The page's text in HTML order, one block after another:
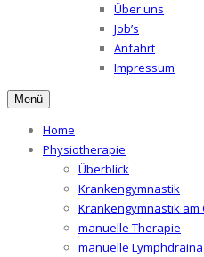
Über uns
Job’s
Anfahrt
Impressum
Menü
Home
Physiotherapie
Überblick
Krankengymnastik
Krankengymnastik am
manuelle Therapie
manuelle